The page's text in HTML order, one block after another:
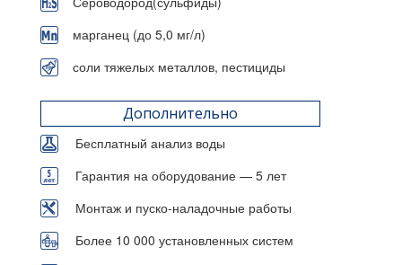
марганец (до 5,0 мг/л)
соли тяжелых металлов, пестициды
Дополнительно
Бесплатный анализ воды
Гарантия на оборудование — 5 лет
Монтаж и пуско-наладочные работы
Более 10 000 установленных систем